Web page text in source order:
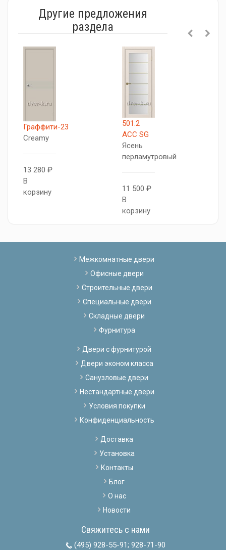
Другие предложения
раздела
Граффити-23
Creamy
13 280 ₽
В
корзину
501.2
АСС SG
Ясень
перламутровый
11 500 ₽
В
корзину
Межкомнатные двери
Офисные двери
Строительные двери
Специальные двери
Складные двери
Фурнитура
Двери с фурнитурой
Двери эконом класса
Санузловые двери
Нестандартные двери
Условия покупки
Конфиденциальность
Доставка
Установка
Контакты
Блог
О нас
Новости
Свяжитесь с нами
(495) 928-55-91; 928-71-90